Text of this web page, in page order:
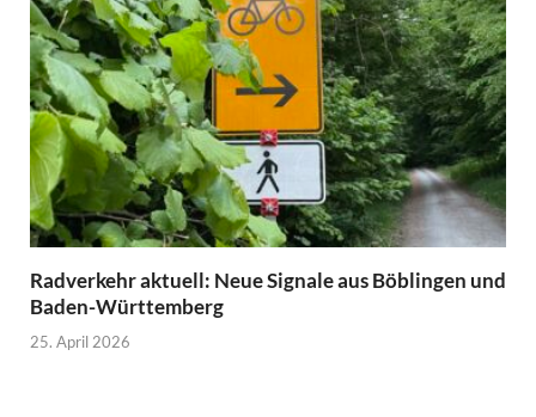
Radverkehr aktuell: Neue Signale aus Böblingen und
Baden-Württemberg
25. April 2026